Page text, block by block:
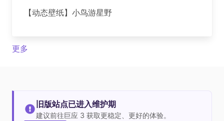
【动态壁纸】小鸟游星野
更多
旧版站点已进入维护期
建议前往巨应 3 获取更稳定、更好的体验。